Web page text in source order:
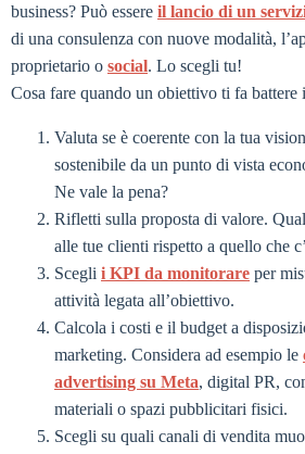
business? Può essere il lancio di un
di una consulenza con nuove modalità,
proprietario o social. Lo scegli tu!
Cosa fare quando un obiettivo ti fa battere
Valuta se è coerente con la tua
sostenibile da un punto di vista
Ne vale la pena?
Rifletti sulla proposta di valore.
alle tue clienti rispetto a quello che
Scegli i KPI da monitorare per
attività legata all’obiettivo.
Calcola i costi e il budget a
marketing. Considera ad esempio le
advertising su Meta, digital PR,
materiali o spazi pubblicitari fisici.
Scegli su quali canali di vendita